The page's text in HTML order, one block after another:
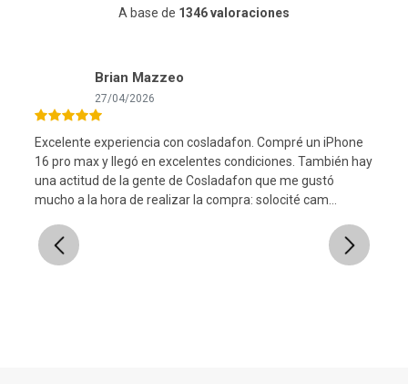
A base de 1346 valoraciones
Previous
Brian Mazzeo
27/04/2026
Excelente experiencia con cosladafon. Compré un iPhone
16 pro max y llegó en excelentes condiciones. También hay
una actitud de la gente de Cosladafon que me gustó
mucho a la hora de realizar la compra: solocité cam...
Next